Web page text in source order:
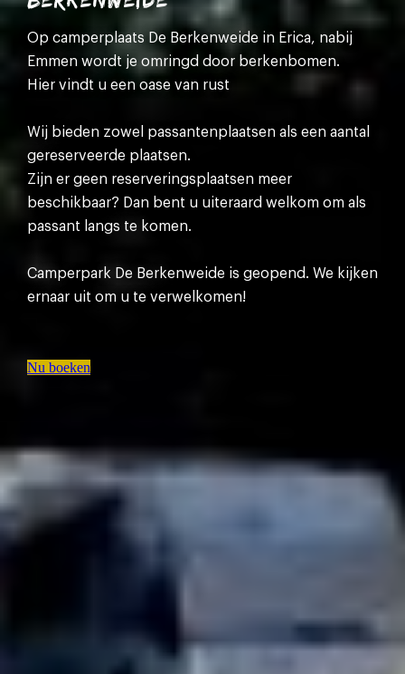
Op camperplaats De Berkenweide in Erica, nabij
Emmen wordt je omringd door berkenbomen.
Hier vindt u een oase van rust
Wij bieden zowel passantenplaatsen als een aantal
gereserveerde plaatsen.
Zijn er geen reserveringsplaatsen meer
beschikbaar? Dan bent u uiteraard welkom om als
passant langs te komen.
Camperpark De Berkenweide is geopend. We kijken
ernaar uit om u te verwelkomen!
Nu boeken